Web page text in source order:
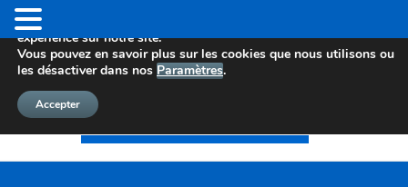
Nous utilisons des cookies pour vous offrir la meilleure
expérience sur notre site.
Vous pouvez en savoir plus sur les cookies que nous utilisons ou
les désactiver dans nos Paramètres.
Accepter